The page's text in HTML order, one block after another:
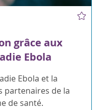
grâce aux
Ebola
Ebola et la
partenaires de la
de santé.